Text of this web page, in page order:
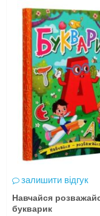
залишити відгук
Навчайся
букварик